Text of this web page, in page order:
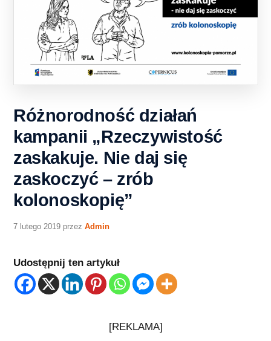
Różnorodność działań
kampanii „Rzeczywistość
zaskakuje. Nie daj się
zaskoczyć – zrób
kolonoskopię”
7 lutego 2019 przez Admin
Udostępnij ten artykuł
[REKLAMA]